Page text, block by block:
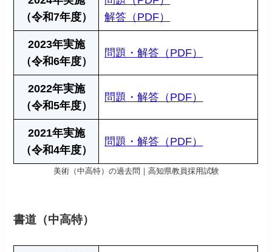
（令和7年度）
解答（PDF）
2023年実施
（令和6年度）
問題・解答（PDF）
2022年実施
（令和5年度）
問題・解答（PDF）
2021年実施
（令和4年度）
問題・解答（PDF）
美術（中高特）の過去問｜高知県教員採用試験
書道（中高特）